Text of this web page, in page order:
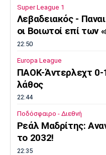
Super League 1
Λεβαδειακός -
οι Βοιωτοί επί των
22:50
Europa League
ΠΑΟΚ-Άντερλεχτ 0-
λάθος
22:44
Ποδόσφαιρο - Διεθνή
Ρεάλ Μαδρίτης:
το 2032!
22:35